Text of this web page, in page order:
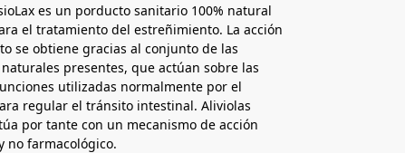
es un porducto sanitario 100% natural
el tratamiento del estreñimiento. La acción
se obtiene gracias al conjunto de las
presentes, que actúan sobre las
utilizadas normalmente por el
regular el tránsito intestinal. Aliviolas
por tante con un mecanismo de acción
no farmacológico.